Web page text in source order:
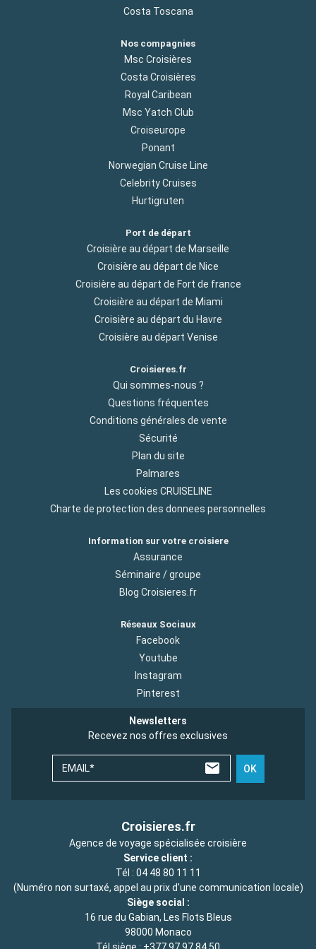
Costa Toscana
Nos compagnies
Msc Croisières
Costa Croisières
Royal Caribean
Msc Yatch Club
Croiseurope
Ponant
Norwegian Cruise Line
Celebrity Cruises
Hurtigruten
Port de départ
Croisière au départ de Marseille
Croisière au départ de Nice
Croisière au départ de Fort de france
Croisière au départ de Miami
Croisière au départ du Havre
Croisière au départ Venise
Croisieres.fr
Qui sommes-nous ?
Questions fréquentes
Conditions générales de vente
Sécurité
Plan du site
Palmares
Les cookies CRUISELINE
Charte de protection des donnees personnelles
Information sur votre croisiere
Assurance
Séminaire / groupe
Blog Croisieres.fr
Réseaux Sociaux
Facebook
Youtube
Instagram
Pinterest
Newsletters
Recevez nos offres exclusives
EMAIL* OK
Croisieres.fr
Agence de voyage spécialisée croisière
Service client :
Tél : 04 48 80 11 11
(Numéro non surtaxé, appel au prix d'une communication locale)
Siège social :
16 rue du Gabian, Les Flots Bleus
98000 Monaco